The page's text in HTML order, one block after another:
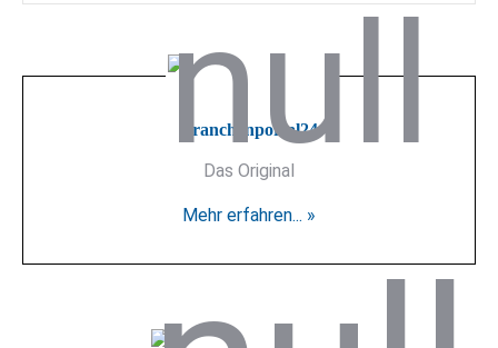
Branchenportal24
Das Original
Mehr erfahren... »